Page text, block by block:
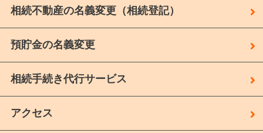
相続不動産の名義変更（相続登記）
預貯金の名義変更
相続手続き代行サービス
アクセス